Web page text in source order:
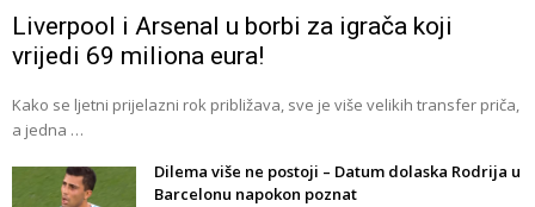
Liverpool i Arsenal u borbi za igrača koji
vrijedi 69 miliona eura!
Kako se ljetni prijelazni rok približava, sve je više velikih transfer priča,
a jedna …
Dilema više ne postoji – Datum dolaska Rodrija u
Barcelonu napokon poznat